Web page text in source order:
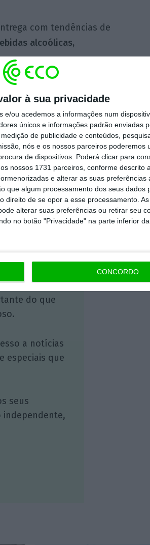
à sua privacidade
e/ou acedemos a informações num
únicos e informações padrão enviadas
de publicidade e conteúdos,
nós e os nossos parceiros poderemos
de dispositivos. Poderá clicar para
nossos 1731 parceiros, conforme descrito
e alterar as suas preferências
que algum processamento dos seus dados
direito de se opor a esse processamento.
alterar suas preferências ou retirar seu
no botão "Privacidade" na parte inferior da
CONCORDO
com tendências de
alcoólicas,
o crescimento “tem
de capital de
em média, a
uma nova cidade a
mais de 1000
em regime de
https://eco.sapo.pt/2019/05/02/glovo-angaria-150-milhoes-em-nova-ronda-de-capital-de-risco/ Copiar
do que
a notícias
especiais que
seus
independente,